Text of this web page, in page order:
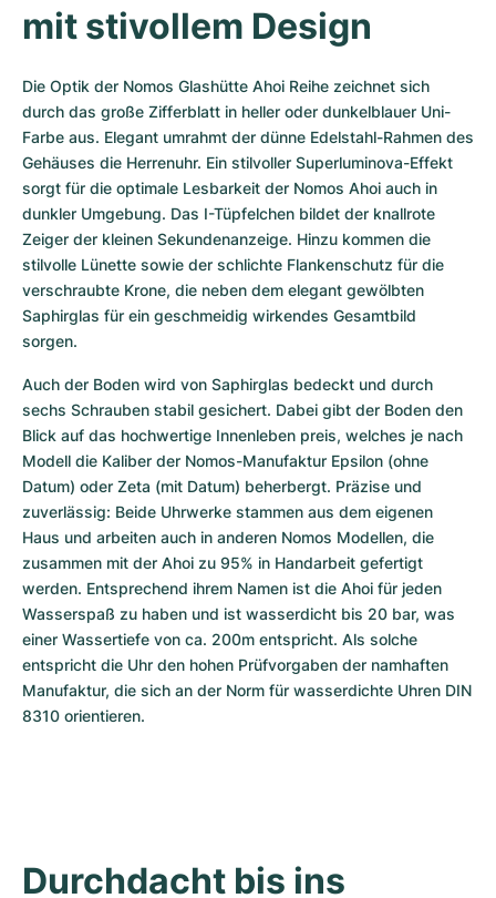
mit stivollem Design
Die Optik der Nomos Glashütte Ahoi Reihe zeichnet sich
durch das große Zifferblatt in heller oder dunkelblauer Uni-
Farbe aus. Elegant umrahmt der dünne Edelstahl-Rahmen des
Gehäuses die Herrenuhr. Ein stilvoller Superluminova-Effekt
sorgt für die optimale Lesbarkeit der Nomos Ahoi auch in
dunkler Umgebung. Das I-Tüpfelchen bildet der knallrote
Zeiger der kleinen Sekundenanzeige. Hinzu kommen die
stilvolle Lünette sowie der schlichte Flankenschutz für die
verschraubte Krone, die neben dem elegant gewölbten
Saphirglas für ein geschmeidig wirkendes Gesamtbild
sorgen.
Auch der Boden wird von Saphirglas bedeckt und durch
sechs Schrauben stabil gesichert. Dabei gibt der Boden den
Blick auf das hochwertige Innenleben preis, welches je nach
Modell die Kaliber der Nomos-Manufaktur Epsilon (ohne
Datum) oder Zeta (mit Datum) beherbergt. Präzise und
zuverlässig: Beide Uhrwerke stammen aus dem eigenen
Haus und arbeiten auch in anderen Nomos Modellen, die
zusammen mit der Ahoi zu 95% in Handarbeit gefertigt
werden. Entsprechend ihrem Namen ist die Ahoi für jeden
Wasserspaß zu haben und ist wasserdicht bis 20 bar, was
einer Wassertiefe von ca. 200m entspricht. Als solche
entspricht die Uhr den hohen Prüfvorgaben der namhaften
Manufaktur, die sich an der Norm für wasserdichte Uhren DIN
8310 orientieren.
Durchdacht bis ins